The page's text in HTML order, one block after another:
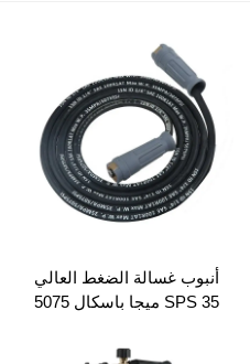
أنبوب غسالة الضغط العالي
SPS 35 ميجا باسكال 5075
أنبوب مرن من المطاط والفولاذ